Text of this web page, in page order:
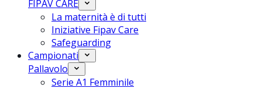
FIPAV CARE
La maternità è di tutti
Iniziative Fipav Care
Safeguarding
Campionati
Pallavolo
Serie A1 Femminile